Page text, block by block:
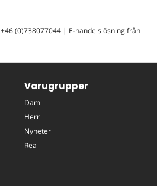
+46 (0)738077044 | E-handelslösning från
Varugrupper
Dam
Herr
Nyheter
Rea